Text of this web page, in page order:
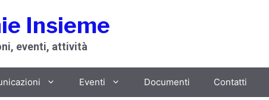
Insieme
eventi, attività
Eventi Documenti Contatti